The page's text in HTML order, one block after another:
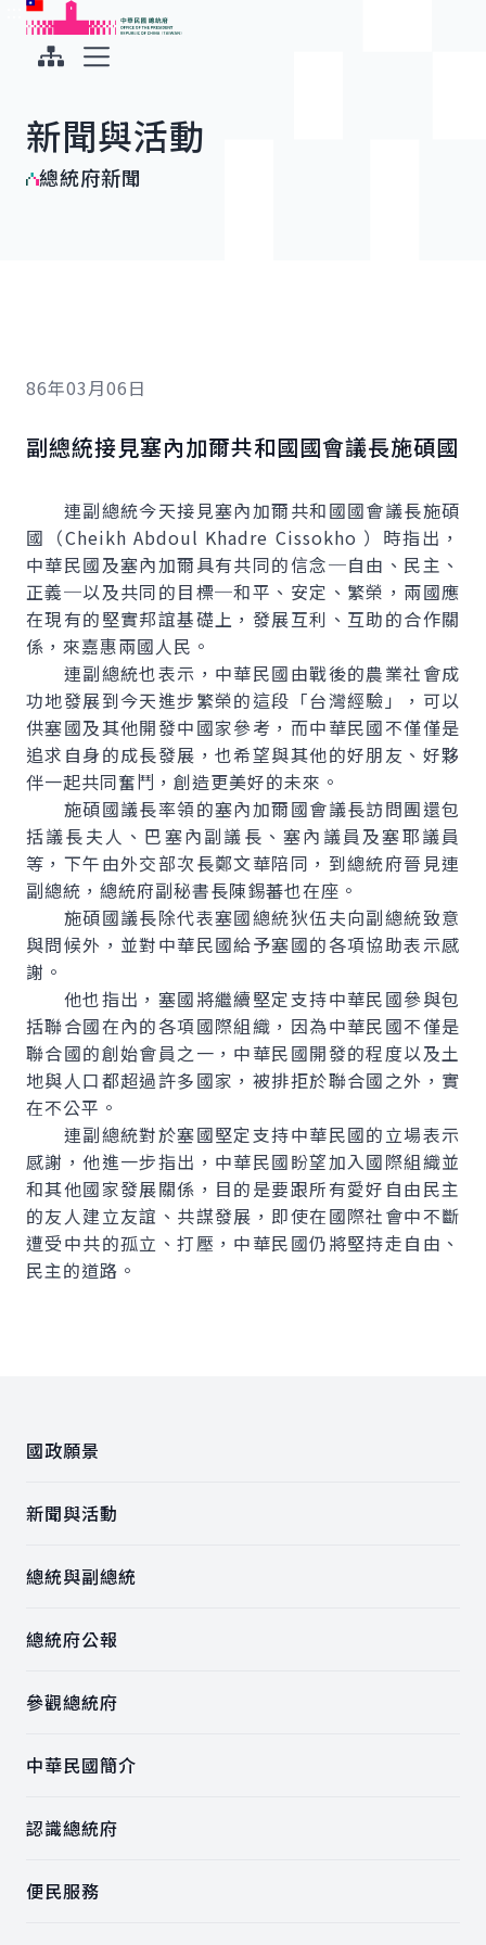
跳到主要內容
中華民國總統府
新聞與活動
總統府新聞
86年03月06日
副總統接見塞內加爾共和國國會議長施碩國
連副總統今天接見塞內加爾共和國國會議長施碩
國（Cheikh Abdoul Khadre Cissokho ）時指出，
中華民國及塞內加爾具有共同的信念─自由、民主、
正義─以及共同的目標─和平、安定、繁榮，兩國應
在現有的堅實邦誼基礎上，發展互利、互助的合作關
係，來嘉惠兩國人民。
連副總統也表示，中華民國由戰後的農業社會成
功地發展到今天進步繁榮的這段「台灣經驗」，可以
供塞國及其他開發中國家參考，而中華民國不僅僅是
追求自身的成長發展，也希望與其他的好朋友、好夥
伴一起共同奮鬥，創造更美好的未來。
施碩國議長率領的塞內加爾國會議長訪問團還包
括議長夫人、巴塞內副議長、塞內議員及塞耶議員
等，下午由外交部次長鄭文華陪同，到總統府晉見連
副總統，總統府副秘書長陳錫蕃也在座。
施碩國議長除代表塞國總統狄伍夫向副總統致意
與問候外，並對中華民國給予塞國的各項協助表示感
謝。
他也指出，塞國將繼續堅定支持中華民國參與包
括聯合國在內的各項國際組織，因為中華民國不僅是
聯合國的創始會員之一，中華民國開發的程度以及土
地與人口都超過許多國家，被排拒於聯合國之外，實
在不公平。
連副總統對於塞國堅定支持中華民國的立場表示
感謝，他進一步指出，中華民國盼望加入國際組織並
和其他國家發展關係，目的是要跟所有愛好自由民主
的友人建立友誼、共謀發展，即使在國際社會中不斷
遭受中共的孤立、打壓，中華民國仍將堅持走自由、
民主的道路。
國政願景
新聞與活動
總統與副總統
總統府公報
參觀總統府
中華民國簡介
認識總統府
便民服務